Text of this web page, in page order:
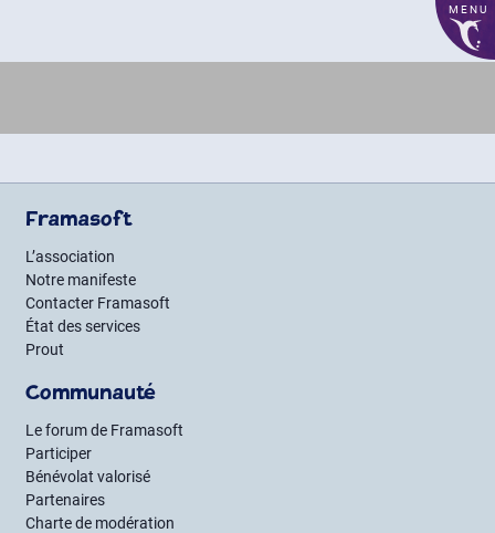
MENU
Framasoft
L’association
Notre manifeste
Contacter Framasoft
État des services
Prout
Communauté
Le forum de Framasoft
Participer
Bénévolat valorisé
Partenaires
Charte de modération